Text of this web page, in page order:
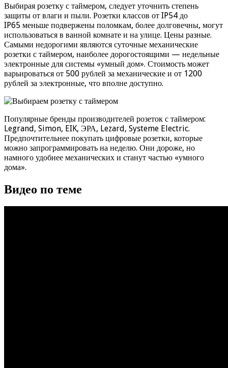
Выбирая розетку с таймером, следует уточнить степень
защиты от влаги и пыли. Розетки классов от IP54 до
IP65 меньше подвержены поломкам, более долговечны, могут
использоваться в ванной комнате и на улице. Цены разные.
Самыми недорогими являются суточные механические
розетки с таймером, наиболее дорогостоящими — недельные
электронные для системы «умный дом». Стоимость может
варьироваться от 500 рублей за механические и от 1200
рублей за электронные, что вполне доступно.
Популярные бренды производителей розеток с таймером:
Legrand, Simon, EIK, ЭРА, Lezard, Systeme Electric.
Предпочтительнее покупать цифровые розетки, которые
можно запрограммировать на неделю. Они дороже, но
намного удобнее механических и станут частью «умного
дома».
Видео по теме